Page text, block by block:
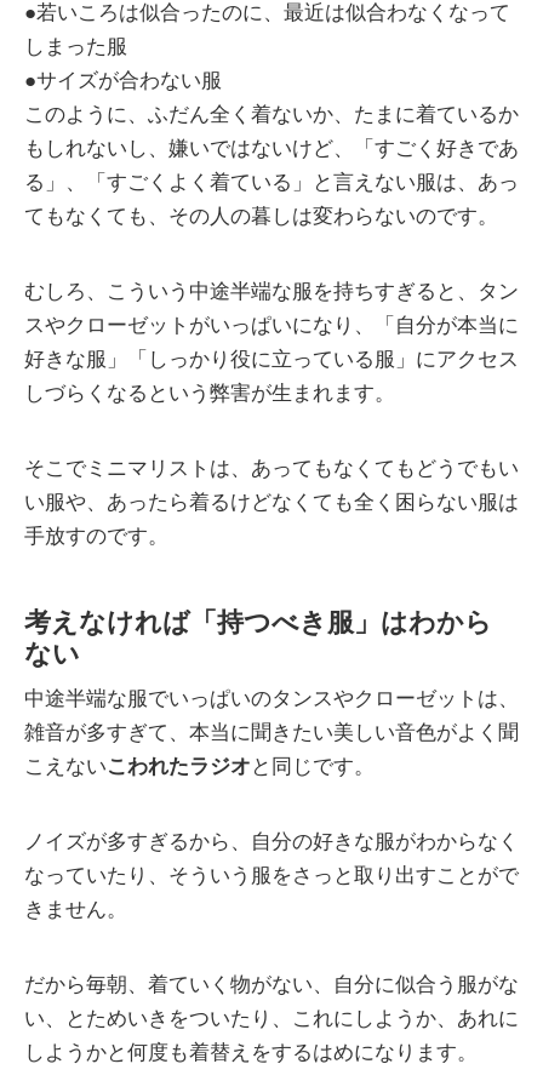
●若いころは似合ったのに、最近は似合わなくなって
しまった服
●サイズが合わない服
このように、ふだん全く着ないか、たまに着ているか
もしれないし、嫌いではないけど、「すごく好きであ
る」、「すごくよく着ている」と言えない服は、あっ
てもなくても、その人の暮しは変わらないのです。
むしろ、こういう中途半端な服を持ちすぎると、タン
スやクローゼットがいっぱいになり、「自分が本当に
好きな服」「しっかり役に立っている服」にアクセス
しづらくなるという弊害が生まれます。
そこでミニマリストは、あってもなくてもどうでもい
い服や、あったら着るけどなくても全く困らない服は
手放すのです。
考えなければ「持つべき服」はわから
ない
中途半端な服でいっぱいのタンスやクローゼットは、
雑音が多すぎて、本当に聞きたい美しい音色がよく聞
こえないこわれたラジオ と同じです。
ノイズが多すぎるから、自分の好きな服がわからなく
なっていたり、そういう服をさっと取り出すことがで
きません。
だから毎朝、着ていく物がない、自分に似合う服がな
い、とためいきをついたり、これにしようか、あれに
しようかと何度も着替えをするはめになります。